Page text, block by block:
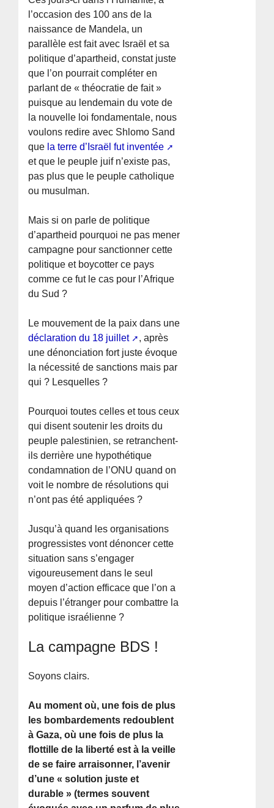
l’occasion des 100 ans de la
naissance de Mandela, un
parallèle est fait avec Israël et sa
politique d’apartheid, constat juste
que l’on pourrait compléter en
parlant de « théocratie de fait »
puisque au lendemain du vote de
la nouvelle loi fondamentale, nous
voulons redire avec Shlomo Sand
que la terre d’Israël fut inventée
et que le peuple juif n’existe pas,
pas plus que le peuple catholique
ou musulman.
Mais si on parle de politique
d’apartheid pourquoi ne pas mener
campagne pour sanctionner cette
politique et boycotter ce pays
comme ce fut le cas pour l’Afrique
du Sud ?
Le mouvement de la paix dans une
déclaration du 18 juillet
, après
une dénonciation fort juste évoque
la nécessité de sanctions mais par
qui ? Lesquelles ?
Pourquoi toutes celles et tous ceux
qui disent soutenir les droits du
peuple palestinien, se retranchent-
ils derrière une hypothétique
condamnation de l’ONU quand on
voit le nombre de résolutions qui
n’ont pas été appliquées ?
Jusqu’à quand les organisations
progressistes vont dénoncer cette
situation sans s’engager
vigoureusement dans le seul
moyen d’action efficace que l’on a
depuis l’étranger pour combattre la
politique israélienne ?
La campagne BDS !
Soyons clairs.
Au moment où, une fois de plus
les bombardements redoublent
à Gaza, où une fois de plus la
flottille de la liberté est à la veille
de se faire arraisonner, l’avenir
d’une « solution juste et
durable » (termes souvent